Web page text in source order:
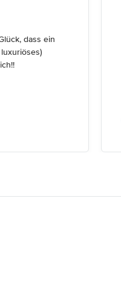
dass ein